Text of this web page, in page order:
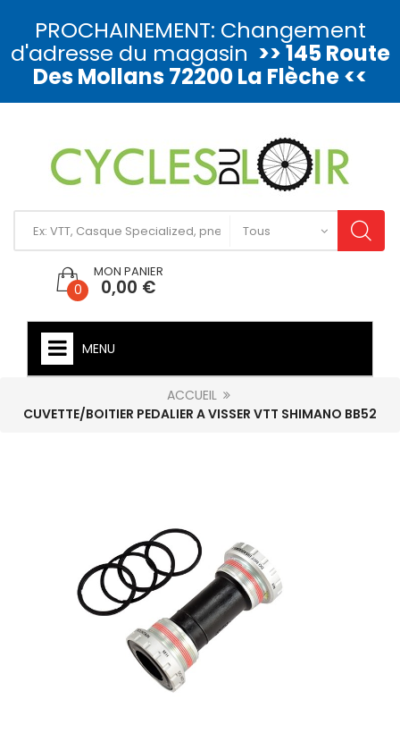
PROCHAINEMENT: Changement
d'adresse du magasin >> 145 Route
Des Mollans 72200 La Flèche <<
0
MON PANIER
0,00 €
MENU
ACCUEIL
CUVETTE/BOITIER PEDALIER A VISSER VTT SHIMANO BB52